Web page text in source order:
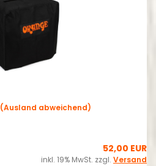
(Ausland abweichend)
52,00 EUR
inkl. 19% MwSt. zzgl. Versand